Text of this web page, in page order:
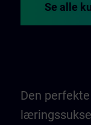
Se alle
Den